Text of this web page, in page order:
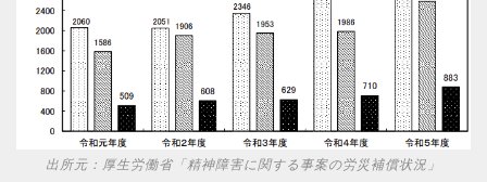
出所元：厚生労働省 「精神障害に関する事案の労災補償状況」